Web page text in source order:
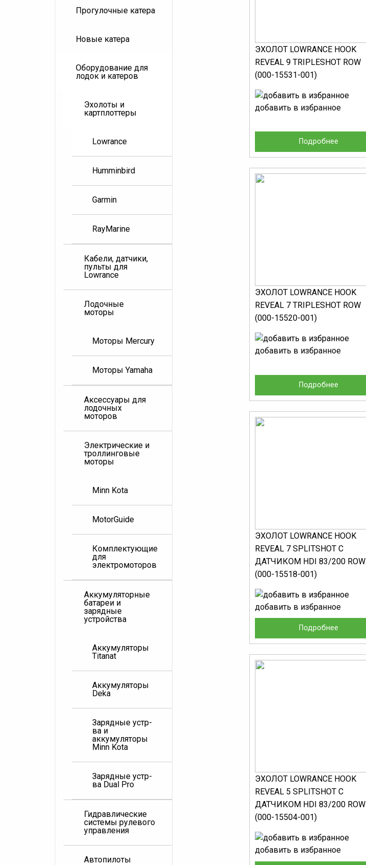
Прогулочные катера
Новые катера
Оборудование для
лодок и катеров
Эхолоты и
картплоттеры
Lowrance
Humminbird
Garmin
RayMarine
Кабели, датчики,
пульты для
Lowrance
Лодочные
моторы
Моторы Mercury
Моторы Yamaha
Аксессуары для
лодочных
моторов
Электрические и
троллинговые
моторы
Minn Kota
MotorGuide
Комплектующие
для
электромоторов
Аккумуляторные
батареи и
зарядные
устройства
Аккумуляторы
Titanat
Аккумуляторы
Deka
Зарядные устр-
ва и
аккумуляторы
Minn Kota
Зарядные устр-
ва Dual Pro
Гидравлические
системы рулевого
управления
Автопилоты
ЭХОЛОТ LOWRANCE HOOK
REVEAL 9 TRIPLESHOT ROW
(000-15531-001)
Подробнее
добавить в избранное
ЭХОЛОТ LOWRANCE HOOK
REVEAL 7 TRIPLESHOT ROW
(000-15520-001)
Подробнее
добавить в избранное
ЭХОЛОТ LOWRANCE HOOK
REVEAL 7 SPLITSHOT С
ДАТЧИКОМ HDI 83/200 ROW
(000-15518-001)
Подробнее
добавить в избранное
ЭХОЛОТ LOWRANCE HOOK
REVEAL 5 SPLITSHOT С
ДАТЧИКОМ HDI 83/200 ROW
(000-15504-001)
добавить в избранное